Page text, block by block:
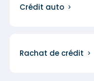
Crédit auto
Rachat de crédit